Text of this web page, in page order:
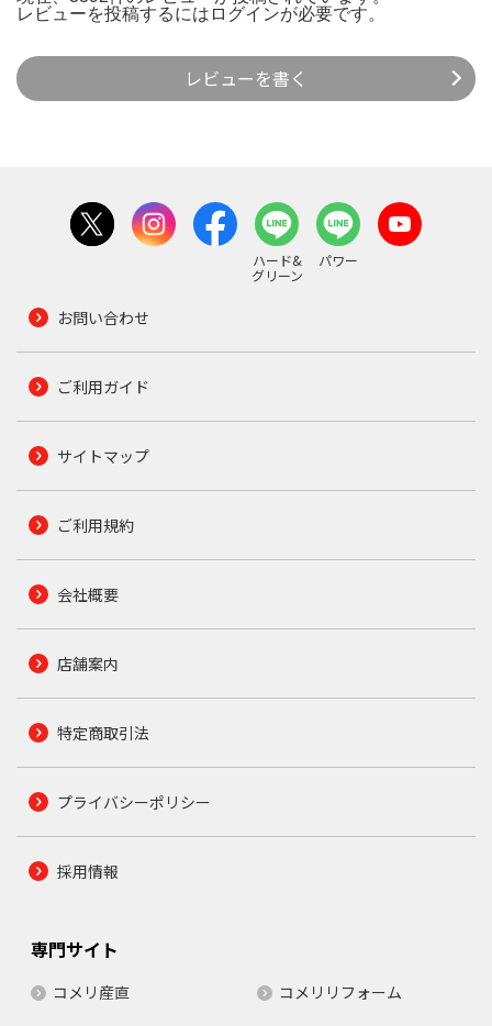
レビューを投稿するには ログインが必要です。
レビューを書く
ハード&
グリーン
パワー
お問い合わせ
ご利用ガイド
サイトマップ
ご利用規約
会社概要
店舗案内
特定商取引法
プライバシーポリシー
採用情報
専門サイト
コメリ産直
コメリリフォーム